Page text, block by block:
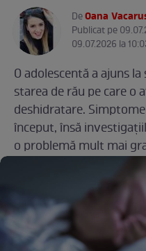
DeOana
Publicat pe
09.07.2026 la
O adolescentă a ajuns
starea de rău pe care o
deshidratare.
început, însă
o problemă mult mai